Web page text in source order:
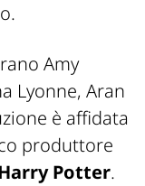
Amy
Lyonne, Aran
è affidata
produttore
Potter.